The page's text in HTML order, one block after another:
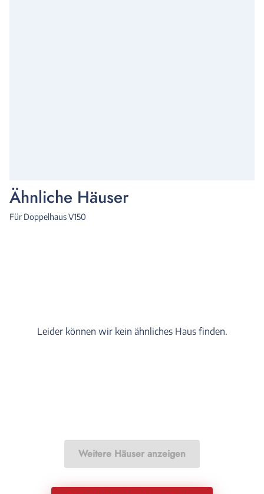
Ähnliche Häuser
Für Doppelhaus V150
Leider können wir kein ähnliches Haus finden.
Weitere Häuser anzeigen